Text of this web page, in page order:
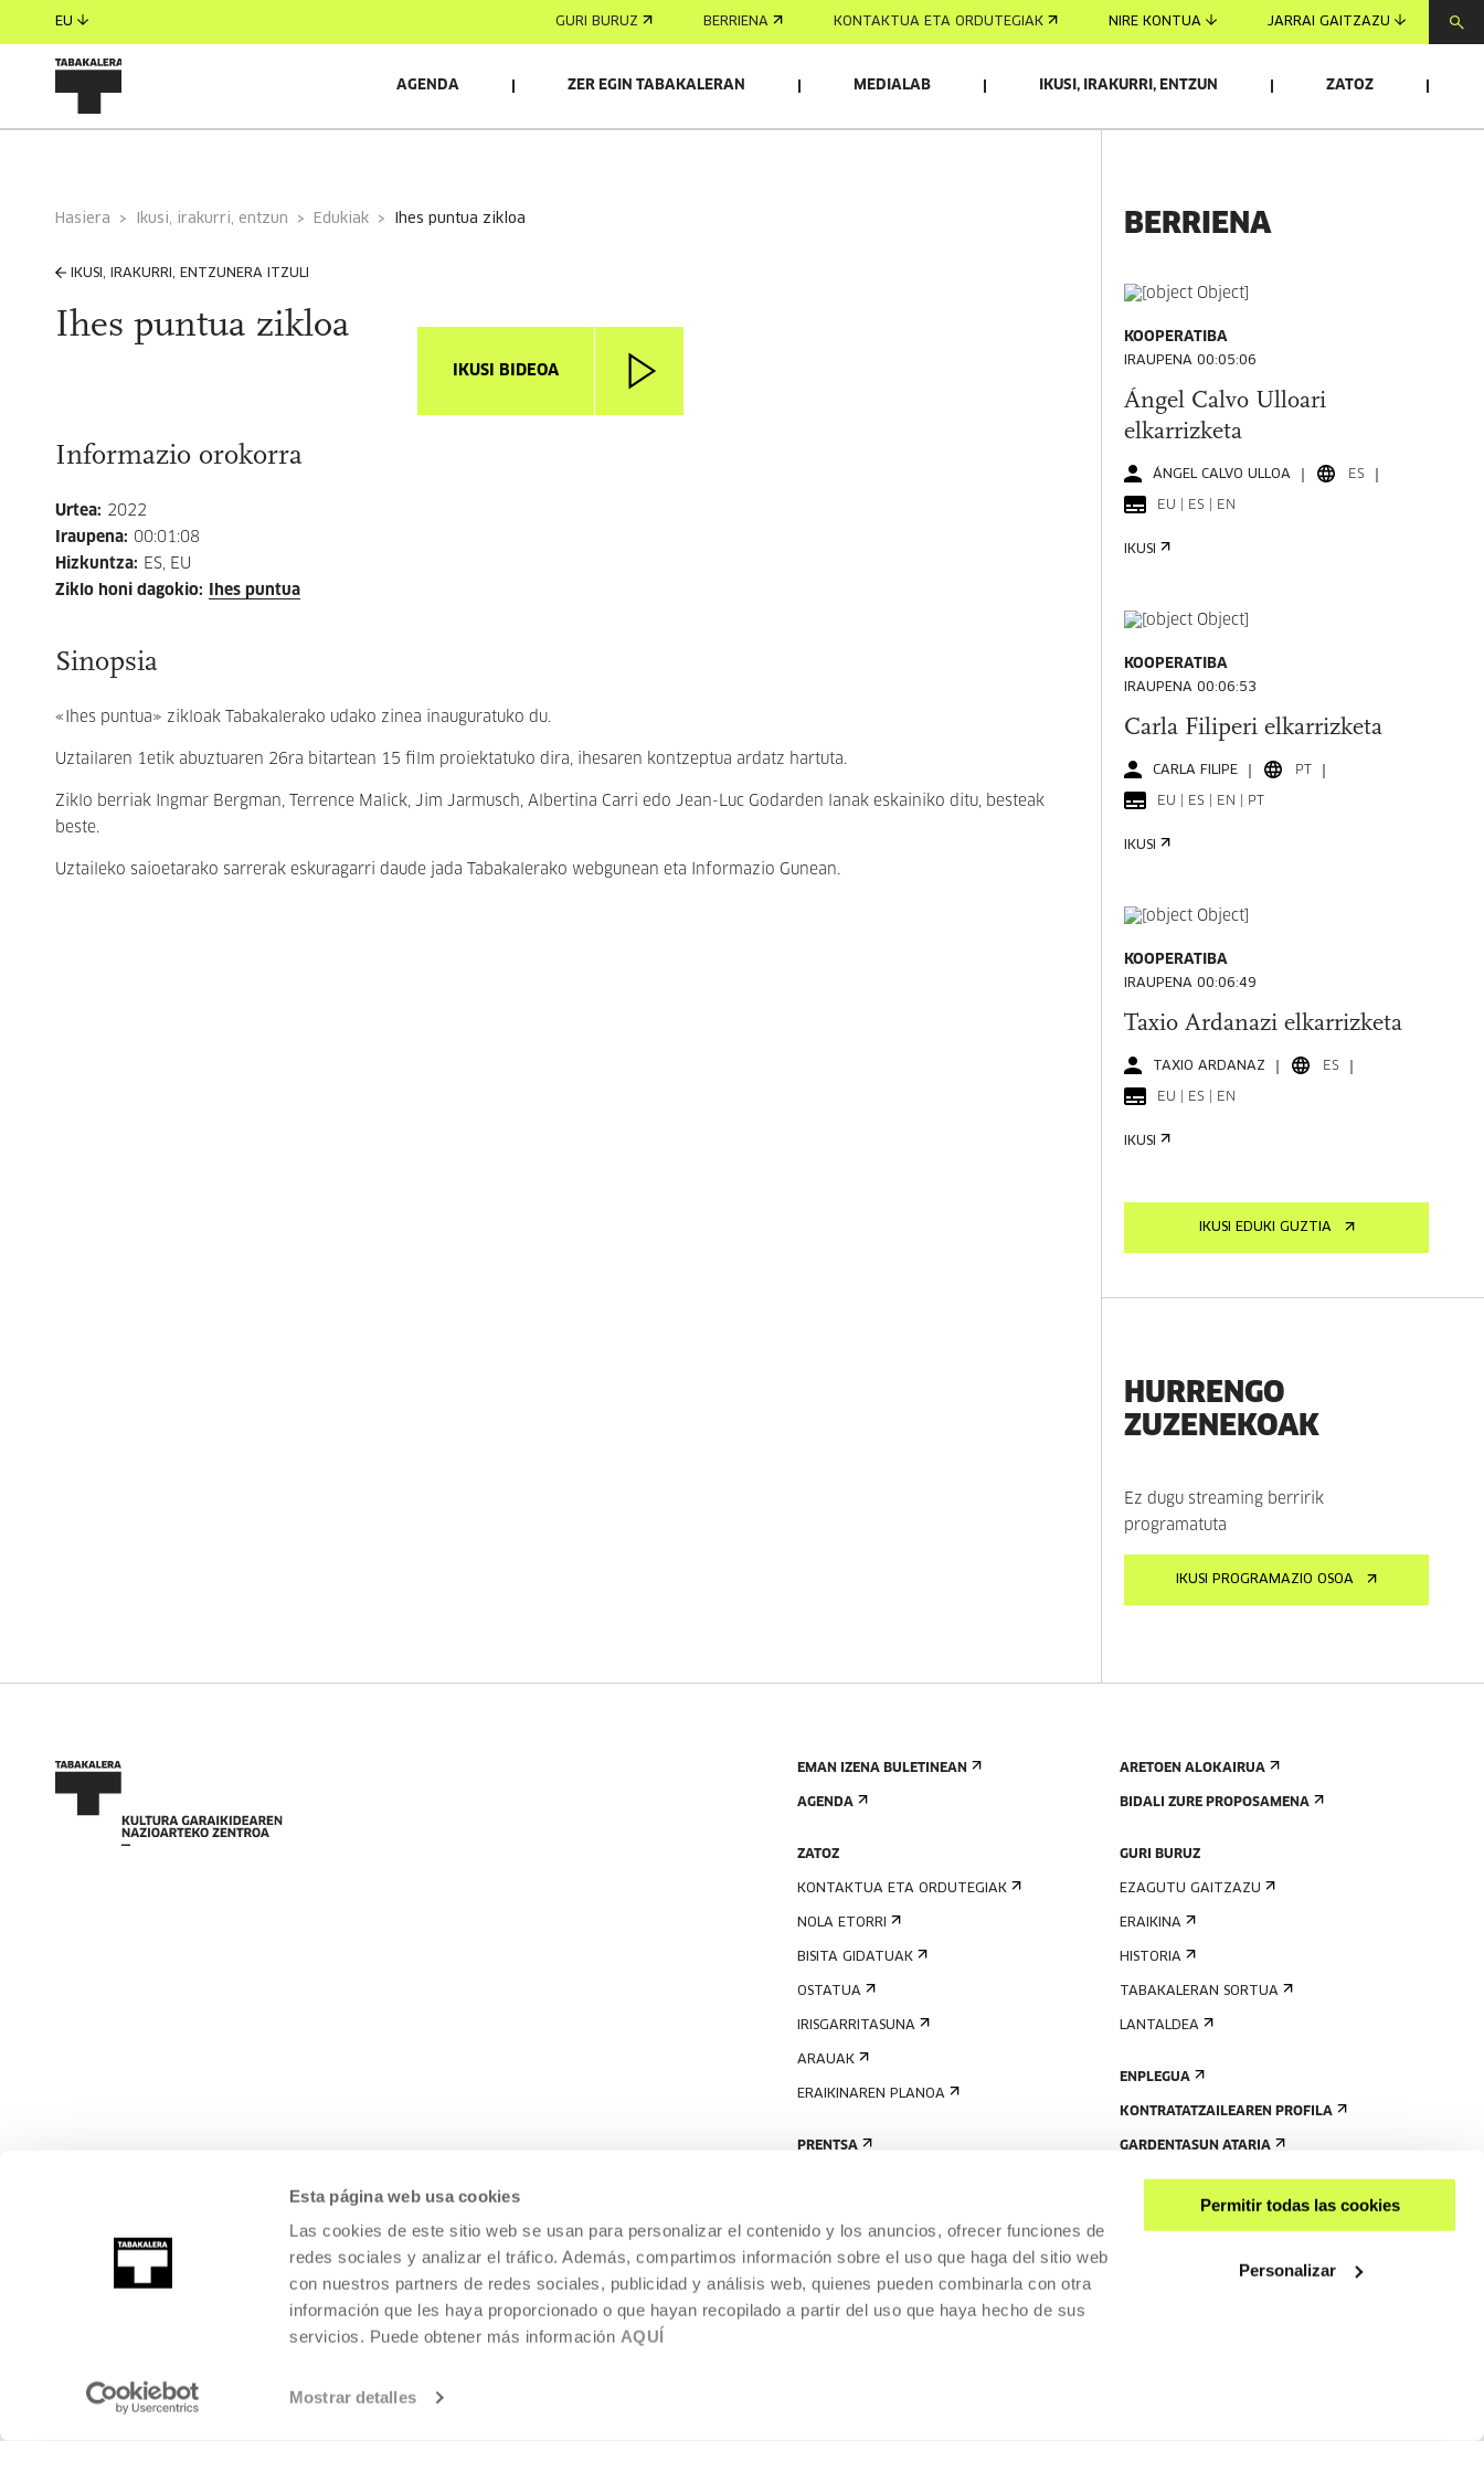
Esta página web usa cookies
Las cookies de este sitio web se usan para personalizar el contenido y los anuncios, ofrecer funciones de
redes sociales y analizar el tráfico. Además, compartimos información sobre el uso que haga del sitio web
con nuestros partners de redes sociales, publicidad y análisis web, quienes pueden combinarla con otra
información que les haya proporcionado o que hayan recopilado a partir del uso que haya hecho de sus
servicios. Puede obtener más información AQUÍ
Mostrar detalles
Permitir todas las cookies
Personalizar
EU GURI BURUZ BERRIENA KONTAKTUA ETA ORDUTEGIAK NIRE KONTUA JARRAI GAITZAZU
AGENDA ZER EGIN TABAKALERAN MEDIALAB IKUSI, IRAKURRI, ENTZUN ZATOZ
Hasiera Ikusi, irakurri, entzun Edukiak ihes puntua zikloa
IKUSI, IRAKURRI, ENTZUNERA ITZULI
Ihes puntua zikloa
IKUSI BIDEOA
Informazio orokorra
Urtea: 2022
Iraupena: 00:01:08
Hizkuntza: ES, EU
Ziklo honi dagokio: Ihes puntua
Sinopsia
«Ihes puntua» zikloak Tabakalerako udako zinea inauguratuko du.
Uztailaren 1etik abuztuaren 26ra bitartean 15 film proiektatuko dira, ihesaren kontzeptua ardatz hartuta.
Ziklo berriak Ingmar Bergman, Terrence Malick, Jim Jarmusch, Albertina Carri edo Jean-Luc Godarden lanak eskainiko ditu, besteak
beste.
Uztaileko saioetarako sarrerak eskuragarri daude jada Tabakalerako webgunean eta Informazio Gunean.
BERRIENA
KOOPERATIBA
IRAUPENA 00:05:06
Ángel Calvo Ulloari
elkarrizketa
ÁNGEL CALVO ULLOA ES
EU | ES | EN
IKUSI
KOOPERATIBA
IRAUPENA 00:06:53
Carla Filiperi elkarrizketa
CARLA FILIPE PT
EU | ES | EN | PT
IKUSI
KOOPERATIBA
IRAUPENA 00:06:49
Taxio Ardanazi elkarrizketa
TAXIO ARDANAZ ES
EU | ES | EN
IKUSI
IKUSI EDUKI GUZTIA
HURRENGO
ZUZENEKOAK
Ez dugu streaming berririk
programatuta
IKUSI PROGRAMAZIO OSOA
EMAN IZENA BULETINEAN
AGENDA
ZATOZ
KONTAKTUA ETA ORDUTEGIAK
NOLA ETORRI
BISITA GIDATUAK
OSTATUA
IRISGARRITASUNA
ARAUAK
ERAIKINAREN PLANOA
PRENTSA
ARETOEN ALOKAIRUA
BIDALI ZURE PROPOSAMENA
GURI BURUZ
EZAGUTU GAITZAZU
ERAIKINA
HISTORIA
TABAKALERAN SORTUA
LANTALDEA
ENPLEGUA
KONTRATATZAILEAREN PROFILA
GARDENTASUN ATARIA
2026 TABAKALERA.
KULTURA GARAIKIDEAREN NAZIOARTEKO ZENTROA,